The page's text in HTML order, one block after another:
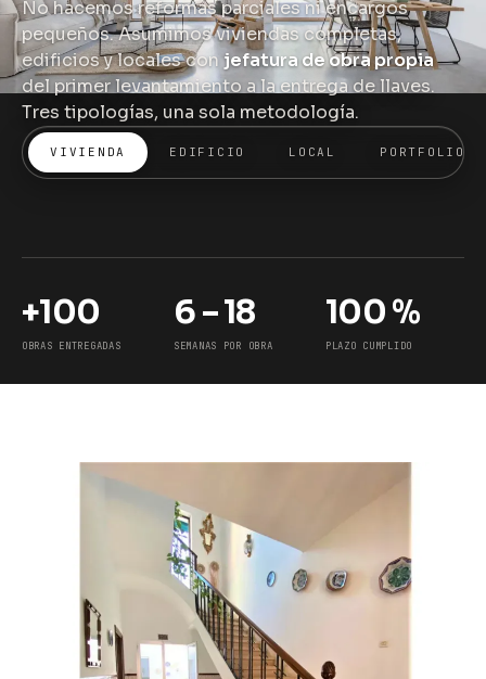
No hacemos reformas parciales ni encargos
pequeños. Asumimos viviendas completas,
edificios y locales con jefatura de obra propia
del primer levantamiento a la entrega de llaves.
Tres tipologías, una sola metodología.
VIVIENDA EDIFICIO LOCAL PORTFOLIO
+100
OBRAS ENTREGADAS
6 – 18
SEMANAS POR OBRA
100 %
PLAZO CUMPLIDO